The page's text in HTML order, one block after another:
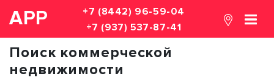
АРР
+7 (8442) 96-59-04
+7 (937) 537-87-41
Поиск коммерческой
недвижимости